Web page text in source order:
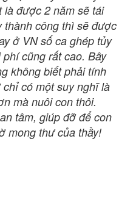
là được 2 năm sẽ tái
thành công thì sẽ được
ở VN số ca ghép tủy
cũng rất cao. Bây
không biết phải tính
có một suy nghĩ là
mà nuôi con thôi.
tâm, giúp đỡ để con
mong thư của thầy!